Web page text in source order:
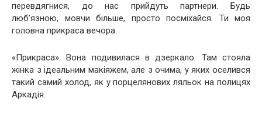
перевдягнися, до нас прийдуть партнери. Будь
люб’язною, мовчи більше, просто посміхайся. Ти моя
головна прикраса вечора.
«Прикраса». Вона подивилася в дзеркало. Там стояла
жінка з ідеальним макіяжем, але з очима, у яких оселився
такий самий холод, як у порцелянових ляльок на полицях
Аркадія.